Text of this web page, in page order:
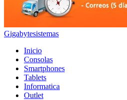
Gigabytesistemas
Inicio
Consolas
Smartphones
Tablets
Informatica
Outlet